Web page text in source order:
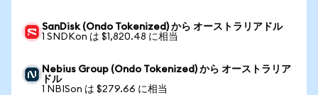
SanDisk (Ondo Tokenized) から オーストラリアドル
1 SNDKon は $1,820.48 に相当
Nebius Group (Ondo Tokenized) から オーストラリア
ドル
1 NBISon は $279.66 に相当